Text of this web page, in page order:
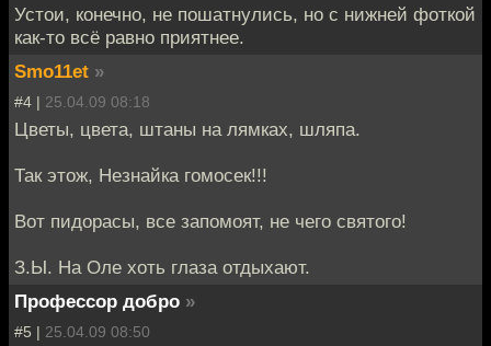
Устои, конечно, не пошатнулись, но с нижней фоткой
как-то всё равно приятнее.
Smo11et »
#4 | 25.04.09 08:18
Цветы, цвета, штаны на лямках, шляпа.
Так этож, Незнайка гомосек!!!
Вот пидорасы, все запомоят, не чего святого!
З.Ы. На Оле хоть глаза отдыхают.
Профессор добро »
#5 | 25.04.09 08:50